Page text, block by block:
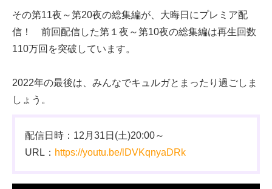
その第11夜～第20夜の総集編が、大晦日にプレミア配
信！ 前回配信した第１夜～第10夜の総集編は再生回数
110万回を突破しています。
2022年の最後は、みんなでキュルガとまったり過ごしま
しょう。
配信日時：12月31日(土)20:00～
URL： https://youtu.be/lDVKqnyaDRk